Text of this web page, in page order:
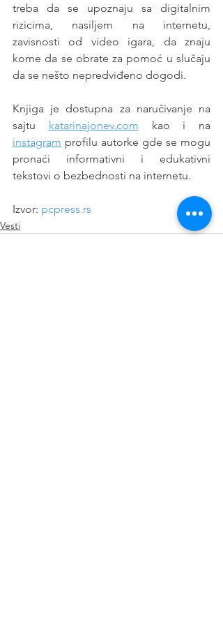
treba da se upoznaju sa digitalnim
rizicima, nasiljem na internetu,
zavisnosti od video igara, da znaju
kome da se obrate za pomoć u slučaju
da se nešto nepredviđeno dogodi.
Knjiga je dostupna za naručivanje na
sajtu katarinajonev.com
instagram profilu autorke gde se mogu
pronaći informativni i edukativni
tekstovi o bezbednosti na internetu.
Izvor: pcpress.rs
Vesti